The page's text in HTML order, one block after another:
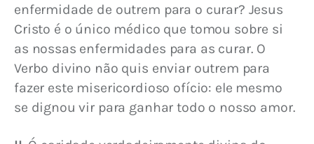
enfermidade de outrem para o curar? Jesus
Cristo é o único médico que tomou sobre si
as nossas enfermidades para as curar. O
Verbo divino não quis enviar outrem para
fazer este misericordioso ofício: ele mesmo
se dignou vir para ganhar todo o nosso amor.